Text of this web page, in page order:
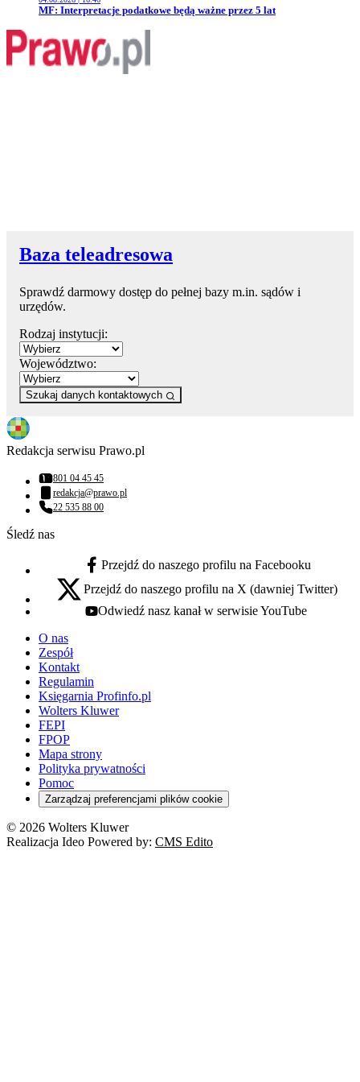
Przejdź do artykułu:
MF: Interpretacje podatkowe będą ważne przez 5 lat
Baza teleadresowa
Sprawdź darmowy dostęp do pełnej bazy m.in. sądów i
urzędów.
Rodzaj instytucji:
Województwo:
Szukaj danych kontaktowych
Redakcja serwisu Prawo.pl
Numer telefonu:
801 04 45 45
Adres email:
redakcja@prawo.pl
Numer telefonu:
22 535 88 00
Śledź nas
facebook - otwiera się w nowej karcie
Przejdź do naszego profilu na Facebooku
x - otwiera się w nowej karcie
Przejdź do naszego profilu na X (dawniej Twitter)
youtube - otwiera się w nowej karcie
Odwiedź nasz kanał w serwisie YouTube
O nas
Zespół
Kontakt
Regulamin
Księgarnia Profinfo.pl
Wolters Kluwer
FEPI
FPOP
Mapa strony
Polityka prywatności
Pomoc
Zarządzaj preferencjami plików cookie
© 2026 Wolters Kluwer
Realizacja Ideo Powered by: CMS Edito